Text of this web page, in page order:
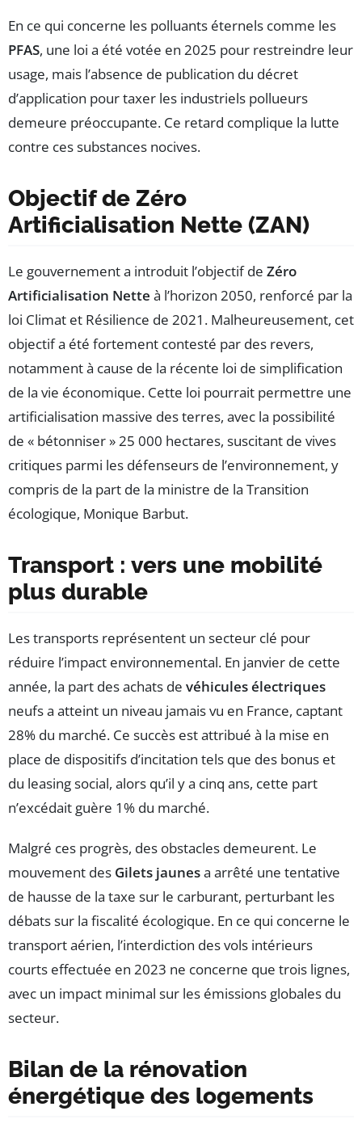
En ce qui concerne les polluants éternels comme les
PFAS, une loi a été votée en 2025 pour restreindre leur
usage, mais l’absence de publication du décret
d’application pour taxer les industriels pollueurs
demeure préoccupante. Ce retard complique la lutte
contre ces substances nocives.
Objectif de Zéro
Artificialisation Nette (ZAN)
Le gouvernement a introduit l’objectif de Zéro
Artificialisation Nette à l’horizon 2050, renforcé par la
loi Climat et Résilience de 2021. Malheureusement, cet
objectif a été fortement contesté par des revers,
notamment à cause de la récente loi de simplification
de la vie économique. Cette loi pourrait permettre une
artificialisation massive des terres, avec la possibilité
de « bétonniser » 25 000 hectares, suscitant de vives
critiques parmi les défenseurs de l’environnement, y
compris de la part de la ministre de la Transition
écologique, Monique Barbut.
Transport : vers une mobilité
plus durable
Les transports représentent un secteur clé pour
réduire l’impact environnemental. En janvier de cette
année, la part des achats de véhicules électriques
neufs a atteint un niveau jamais vu en France, captant
28% du marché. Ce succès est attribué à la mise en
place de dispositifs d’incitation tels que des bonus et
du leasing social, alors qu’il y a cinq ans, cette part
n’excédait guère 1% du marché.
Malgré ces progrès, des obstacles demeurent. Le
mouvement des Gilets jaunesa arrêté une tentative
de hausse de la taxe sur le carburant, perturbant les
débats sur la fiscalité écologique. En ce qui concerne le
transport aérien, l’interdiction des vols intérieurs
courts effectuée en 2023 ne concerne que trois lignes,
avec un impact minimal sur les émissions globales du
secteur.
Bilan de la rénovation
énergétique des logements